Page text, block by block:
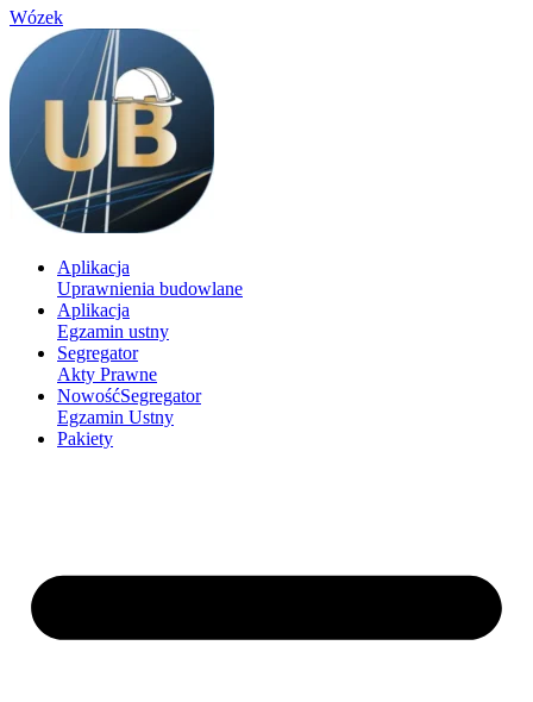
Wózek
Aplikacja
Uprawnienia budowlane
Aplikacja
Egzamin ustny
Segregator
Akty Prawne
NowośćSegregator
Egzamin Ustny
Pakiety